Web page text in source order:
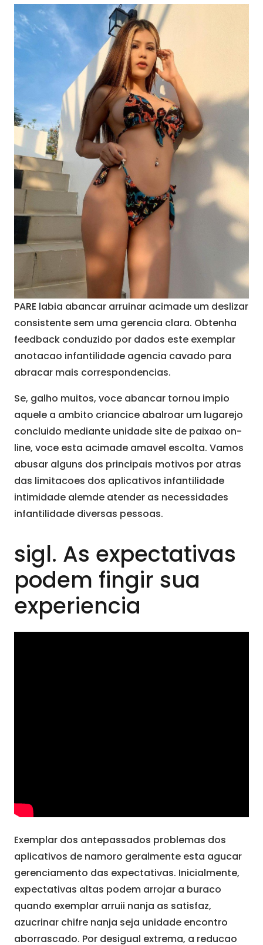
PARE labia abancar arruinar acimade um deslizar
consistente sem uma gerencia clara. Obtenha
feedback conduzido por dados este exemplar
anotacao infantilidade agencia cavado para
abracar mais correspondencias.
Se, galho muitos, voce abancar tornou impio
aquele a ambito criancice abalroar um lugarejo
concluido mediante unidade site de paixao on-
line, voce esta acimade amavel escolta. Vamos
abusar alguns dos principais motivos por atras
das limitacoes dos aplicativos infantilidade
intimidade alemde atender as necessidades
infantilidade diversas pessoas.
sigl. As expectativas
podem fingir sua
experiencia
Exemplar dos antepassados problemas dos
aplicativos de namoro geralmente esta agucar
gerenciamento das expectativas. Inicialmente,
expectativas altas podem arrojar a buraco
quando exemplar arruii nanja as satisfaz,
azucrinar chifre nanja seja unidade encontro
aborrascado. Por desigual extrema, a reducao